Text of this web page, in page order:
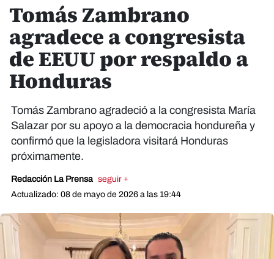
Tomás Zambrano
agradece a congresista
de EEUU por respaldo a
Honduras
Tomás Zambrano agradeció a la congresista María
Salazar por su apoyo a la democracia hondureña y
confirmó que la legisladora visitará Honduras
próximamente.
Redacción La Prensa seguir +
Actualizado: 08 de mayo de 2026 a las 19:44